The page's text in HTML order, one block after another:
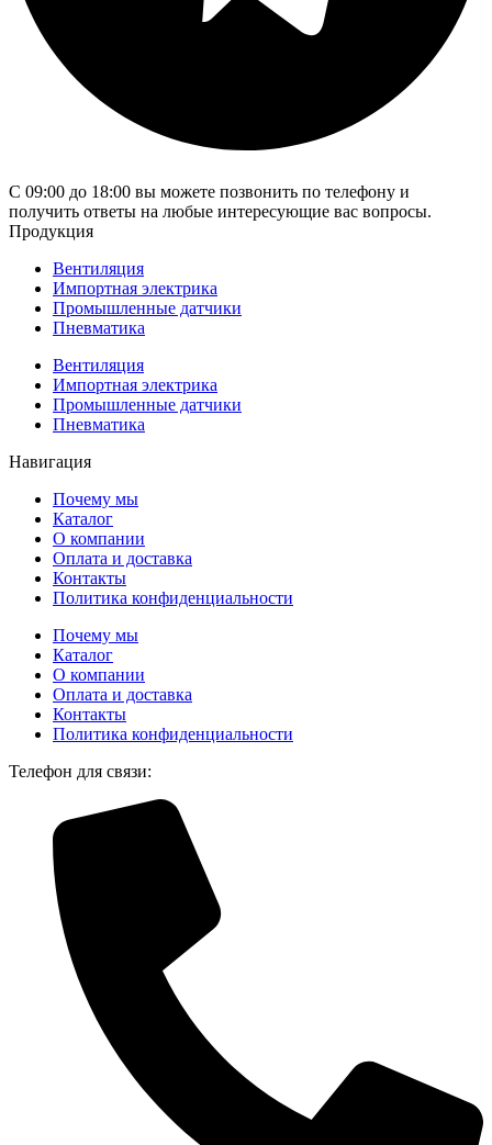
С 09:00 до 18:00 вы можете позвонить по телефону и
получить ответы на любые интересующие вас вопросы.
Продукция
Вентиляция
Импортная электрика
Промышленные датчики
Пневматика
Вентиляция
Импортная электрика
Промышленные датчики
Пневматика
Навигация
Почему мы
Каталог
О компании
Оплата и доставка
Контакты
Политика конфиденциальности
Почему мы
Каталог
О компании
Оплата и доставка
Контакты
Политика конфиденциальности
Телефон для связи: